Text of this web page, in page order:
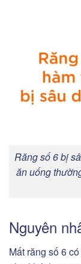
Răng số 6 bị
ăn uống
Nguyên
Mất răng số 6